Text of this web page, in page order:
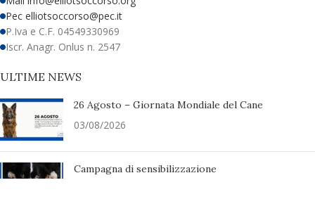
Pec elliotsoccorso@pec.it
P.Iva e C.F. 04549330969
Iscr. Anagr. Onlus n. 2547
ULTIME NEWS
26 Agosto – Giornata Mondiale del Cane
03/08/2026
Campagna di sensibilizzazione